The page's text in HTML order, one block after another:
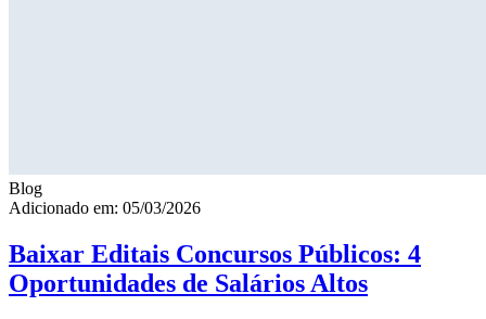
Blog
Adicionado em: 05/03/2026
Baixar Editais Concursos Públicos: 4
Oportunidades de Salários Altos